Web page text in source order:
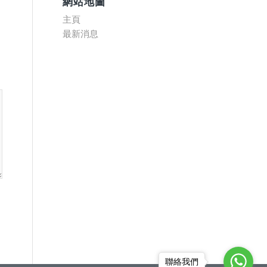
主頁
最新消息
聯絡我們